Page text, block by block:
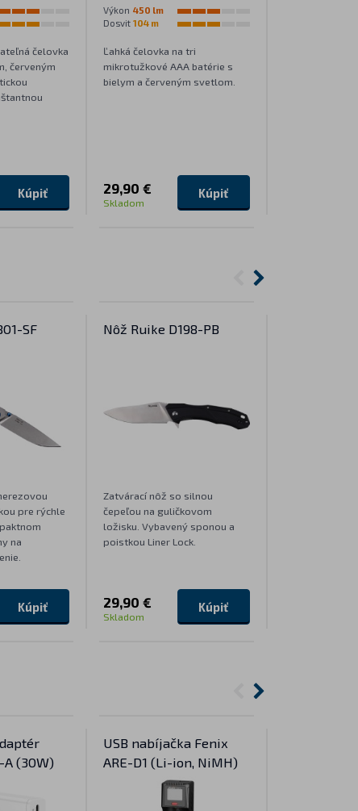
čelovka
červeným
Kúpiť
Výkon 450 lm
Dosvit 104 m
Ľahká čelovka na tri
mikrotužkové AAA batérie s
bielym a červeným svetlom.
29,90 €
Skladom
Kúpiť
SF
pre rýchle
na
Kúpiť
Nôž Ruike D198-PB
Zatvárací nôž so silnou
čepeľou na guličkovom
ložisku. Vybavený sponou a
poistkou Liner Lock.
29,90 €
Skladom
Kúpiť
A (30W)
USB nabíjačka Fenix
ARE-D1 (Li-ion, NiMH)